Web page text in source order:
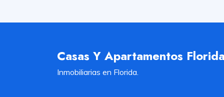
Casas Y Apartamentos Florida
Inmobiliarias en Florida.